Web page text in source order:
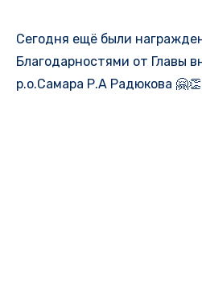
Сегодня ещё были
Благодарностями от Главы
р.о.Самара Р.А Радюкова 🤗👏